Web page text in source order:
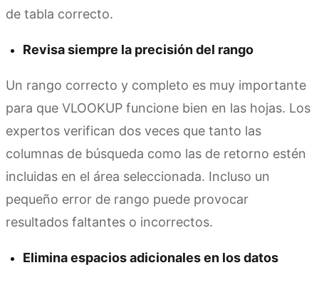
de tabla correcto.
Revisa siempre la precisión del rango
Un rango correcto y completo es muy importante
para que VLOOKUP funcione bien en las hojas. Los
expertos verifican dos veces que tanto las
columnas de búsqueda como las de retorno estén
incluidas en el área seleccionada. Incluso un
pequeño error de rango puede provocar
resultados faltantes o incorrectos.
Elimina espacios adicionales en los datos